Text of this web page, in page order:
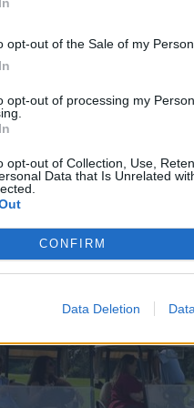
opt-out of the Sale of my
opt-out of processing my
opt-out of Collection, Use,
Data that Is Unrelated
CONFIRM
Data Deletion
orientate al
a una visita
conoscere il
diretta sul